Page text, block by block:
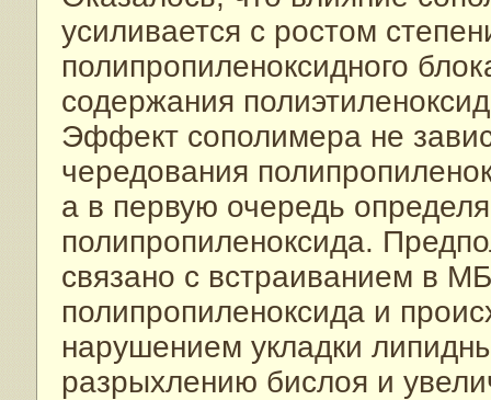
усиливается с ростом
полипропиленоксидного
содержания
Эффект сополимера не
чередования
а в первую очередь
полипропиленоксида.
связано с встраиванием в
полипропиленоксида и
нарушением укладки
разрыхлению бислоя и